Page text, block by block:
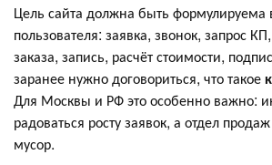
Цель сайта должна быть формулируема
пользователя: заявка, звонок, запрос
заказа, запись, расчёт стоимости,
заранее нужно договориться, что такое
Для Москвы и РФ это особенно важно:
радоваться росту заявок, а отдел
мусор.